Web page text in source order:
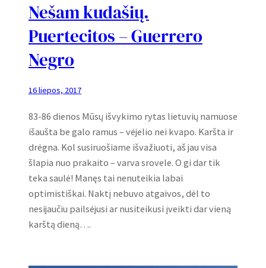
Nešam kudašių.
Puertecitos – Guerrero
Negro
16 liepos, 2017
83-86 dienos Mūsų išvykimo rytas lietuvių namuose
išaušta be galo ramus – vėjelio nei kvapo. Karšta ir
drėgna. Kol susiruošiame išvažiuoti, aš jau visa
šlapia nuo prakaito – varva srovele. O gi dar tik
teka saulė! Manęs tai nenuteikia labai
optimistiškai. Naktį nebuvo atgaivos, dėl to
nesijaučiu pailsėjusi ar nusiteikusi įveikti dar vieną
karštą dieną….